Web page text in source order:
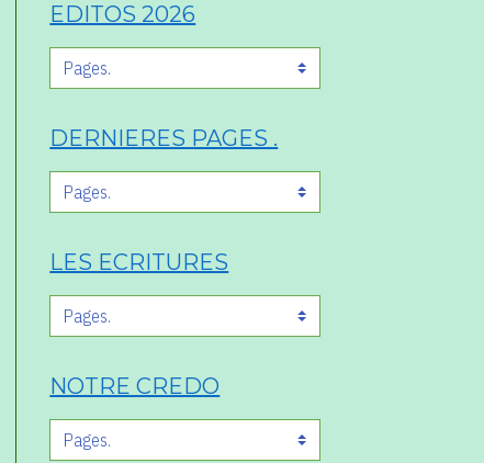
EDITOS 2026
DERNIERES PAGES .
LES ECRITURES
NOTRE CREDO